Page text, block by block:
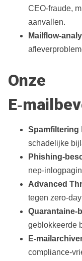
CEO‑fraude,
aanvallen.
Onze
Spamfiltering
schadelijke
Advanced
tegen
geblokkeerde